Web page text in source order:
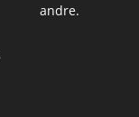
andre.